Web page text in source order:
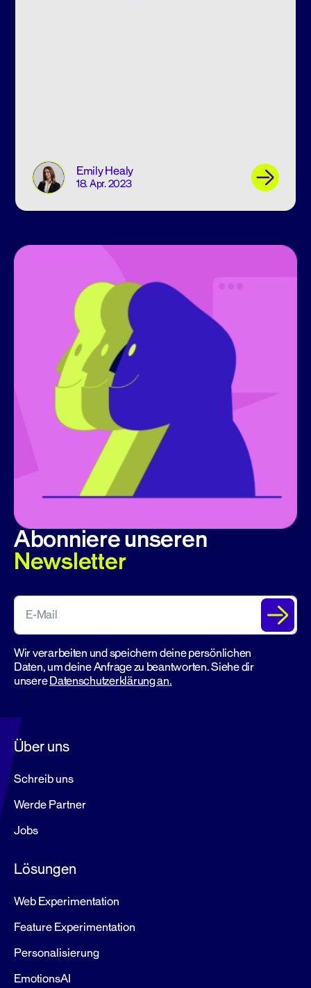
Emily Healy
18. Apr. 2023
Abonniere unseren
Newsletter
Wir verarbeiten und speichern deine persönlichen
Daten, um deine Anfrage zu beantworten. Siehe dir
unsereDatenschutzerklärung an.
Über uns
Schreib uns
Werde Partner
Jobs
Lösungen
Web Experimentation
Feature Experimentation
Personalisierung
EmotionsAI